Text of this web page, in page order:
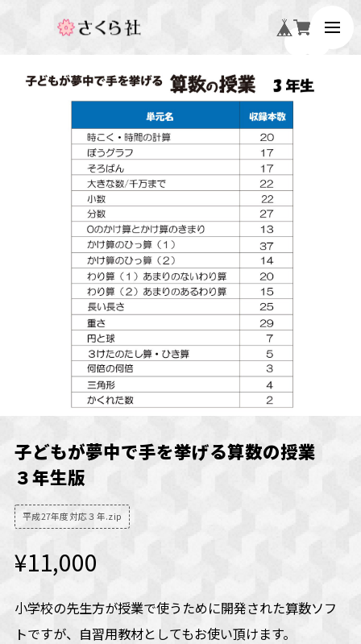
子どもが夢中で手を挙げる算数の授業
３年生版
平成27年度対応３年.zip
¥11,000
小学校の先生方が授業で使うために開発された算数ソフ
トですが、自習用教材としてもお使い頂けます。